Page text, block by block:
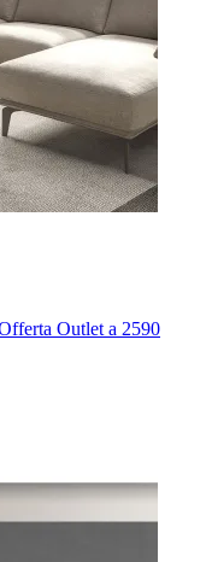
Outlet a 2590